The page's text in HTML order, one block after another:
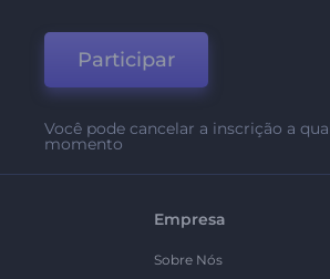
Participar
Você pode cancelar a inscrição a
momento
Empresa
Sobre Nós